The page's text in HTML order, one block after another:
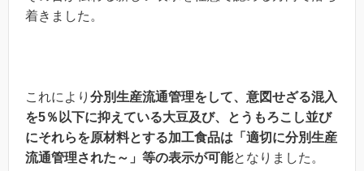
着きました。
これにより 分別生産流通管理をして、意図せざる混入
を5％以下に抑えている大豆及び、とうもろこし並び
にそれらを原材料とする加工食品は「適切に分別生産
流通管理された～」等の表示が可能となりました。